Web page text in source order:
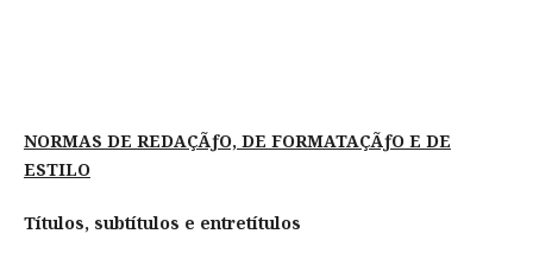
NORMAS DE REDAÇÃƒO, DE FORMATAÇÃƒO E DE
ESTILO
Títulos, subtítulos e entretítulos